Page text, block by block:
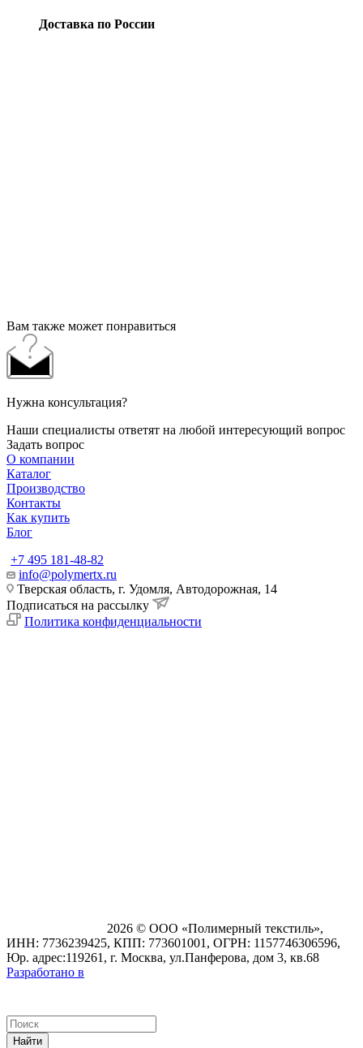
Доставка по России
Вам также может понравиться
Нужна консультация?
Наши специалисты ответят на любой интересующий вопрос
Задать вопрос
О компании
Каталог
Производство
Контакты
Как купить
Блог
+7 495 181-48-82
info@polymertx.ru
Тверская область, г. Удомля, Автодорожная, 14
Подписаться на рассылку
Политика конфиденциальности
2026 © ООО «Полимерный текстиль»,
ИНН: 7736239425, КПП: 773601001, ОГРН: 1157746306596,
Юр. адрес:119261, г. Москва, ул.Панферова, дом 3, кв.68
Разработано в
Найти